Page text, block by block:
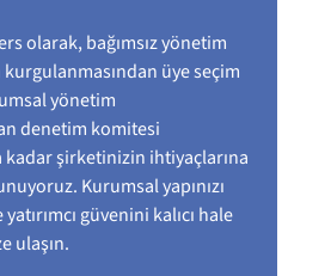
olarak, bağımsız yönetim
kurgulanmasından üye seçim
yönetim
denetim komitesi
şirketinizin ihtiyaçlarına
Kurumsal yapınızı
güvenini kalıcı hale
ulaşın.